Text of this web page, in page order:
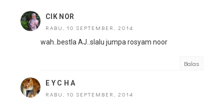
CIK NOR
RABU, 10 SEPTEMBER, 2014
wah..bestla AJ..slalu jumpa rosyam noor
Balas
E Y C H A
RABU, 10 SEPTEMBER, 2014